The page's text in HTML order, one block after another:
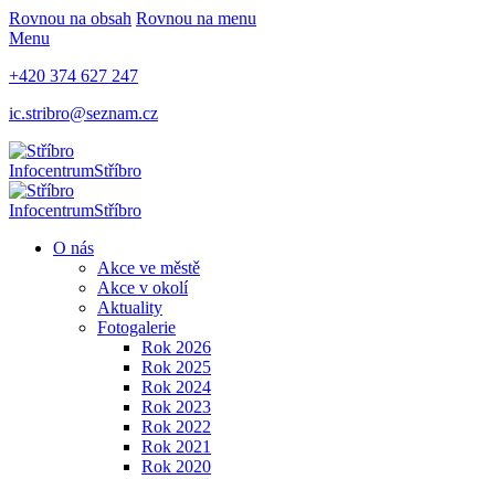
Rovnou na obsah Rovnou na menu
Menu
+420 374 627 247
ic.stribro@seznam.cz
InfocentrumStříbro
InfocentrumStříbro
O nás
Akce ve městě
Akce v okolí
Aktuality
Fotogalerie
Rok 2026
Rok 2025
Rok 2024
Rok 2023
Rok 2022
Rok 2021
Rok 2020